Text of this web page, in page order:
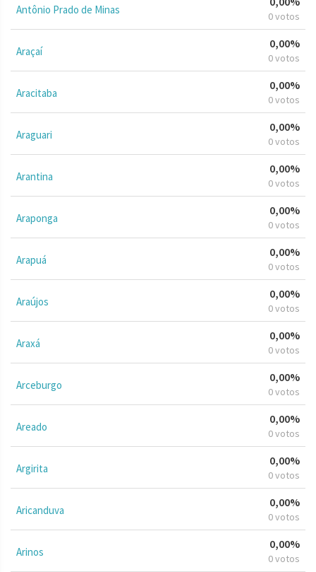
Antônio Prado de Minas 0 votos
Araçaí
0,00%
0 votos
Aracitaba
0,00%
0 votos
Araguari
0,00%
0 votos
Arantina
0,00%
0 votos
Araponga
0,00%
0 votos
Arapuá
0,00%
0 votos
Araújos
0,00%
0 votos
Araxá
0,00%
0 votos
Arceburgo
0,00%
0 votos
Areado
0,00%
0 votos
Argirita
0,00%
0 votos
Aricanduva
0,00%
0 votos
Arinos
0,00%
0 votos